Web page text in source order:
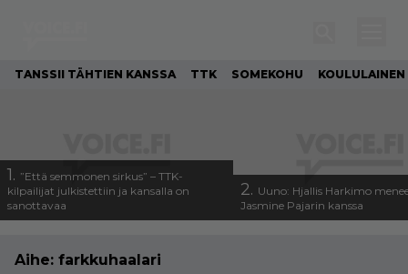
TANSSII TÄHTIEN KANSSA TTK SOMEKOHU KOULULAINEN
1. ”Että semmonen sirkus” – TTK-
kilpailijat julkistettiin ja kansalla on
sanottavaa
2. Uuno: Hjallis Harkimo
Jasmine Pajarin kanssa
Aihe: farkkuhaalari